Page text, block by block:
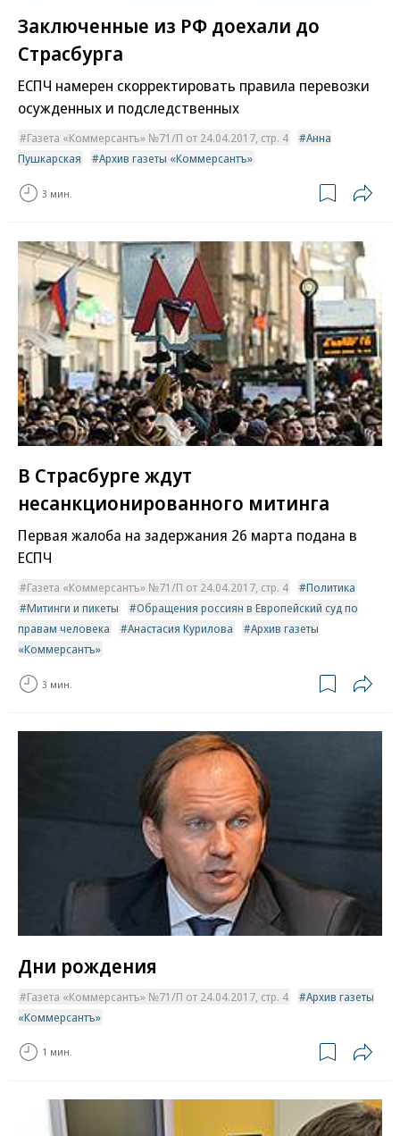
Заключенные из РФ доехали до
Страсбурга
ЕСПЧ намерен скорректировать правила перевозки
осужденных и подследственных
Газета «Коммерсантъ» №71/П от 24.04.2017, стр. 4
Анна
Пушкарская
Архив газеты «Коммерсантъ»
3 мин.
В Страсбурге ждут
несанкционированного митинга
Первая жалоба на задержания 26 марта подана в
ЕСПЧ
Газета «Коммерсантъ» №71/П от 24.04.2017, стр. 4
Политика
Митинги и пикеты
Обращения россиян в Европейский суд по
правам человека
Анастасия Курилова
Архив газеты
«Коммерсантъ»
3 мин.
Дни рождения
Газета «Коммерсантъ» №71/П от 24.04.2017, стр. 4
Архив газеты
«Коммерсантъ»
1 мин.